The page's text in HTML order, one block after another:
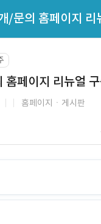
/문의 홈페이지 리
홈페이지 리뉴얼
홈페이지ㆍ게시판